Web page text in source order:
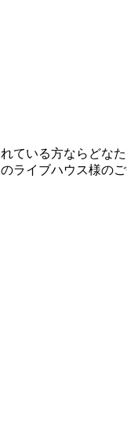
ている方ならどな
イブハウス様の